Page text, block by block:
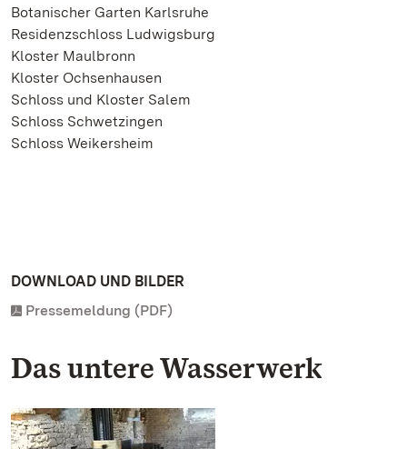
Botanischer Garten Karlsruhe
Residenzschloss Ludwigsburg
Kloster Maulbronn
Kloster Ochsenhausen
Schloss und Kloster Salem
Schloss Schwetzingen
Schloss Weikersheim
DOWNLOAD UND BILDER
Pressemeldung (PDF)
Das untere Wasserwerk